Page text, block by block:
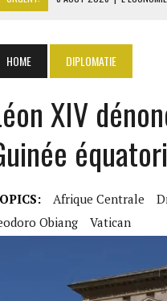
8 AOÛT 2026 | LIBAN-SUD : LE
8 AOÛT 2026 | LE SÉNAT AMÉRICAIN
HOME DIPLOMATIE
XIV
Afrique Centrale
Obiang
Vatican